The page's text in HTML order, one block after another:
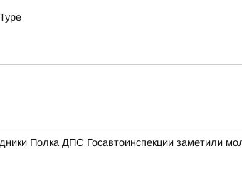
Полка ДПС Госавтоинспекции заметили